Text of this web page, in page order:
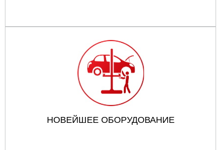
НОВЕЙШЕЕ ОБОРУДОВАНИЕ